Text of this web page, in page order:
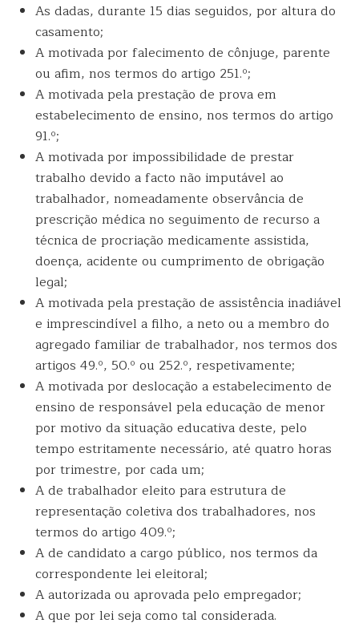
As dadas, durante 15 dias seguidos, por altura do
casamento;
A motivada por falecimento de cônjuge, parente
ou afim, nos termos do artigo 251.º;
A motivada pela prestação de prova em
estabelecimento de ensino, nos termos do artigo
91.º;
A motivada por impossibilidade de prestar
trabalho devido a facto não imputável ao
trabalhador, nomeadamente observância de
prescrição médica no seguimento de recurso a
técnica de procriação medicamente assistida,
doença, acidente ou cumprimento de obrigação
legal;
A motivada pela prestação de assistência inadiável
e imprescindível a filho, a neto ou a membro do
agregado familiar de trabalhador, nos termos dos
artigos 49.º, 50.º ou 252.º, respetivamente;
A motivada por deslocação a estabelecimento de
ensino de responsável pela educação de menor
por motivo da situação educativa deste, pelo
tempo estritamente necessário, até quatro horas
por trimestre, por cada um;
A de trabalhador eleito para estrutura de
representação coletiva dos trabalhadores, nos
termos do artigo 409.º;
A de candidato a cargo público, nos termos da
correspondente lei eleitoral;
A autorizada ou aprovada pelo empregador;
A que por lei seja como tal considerada.